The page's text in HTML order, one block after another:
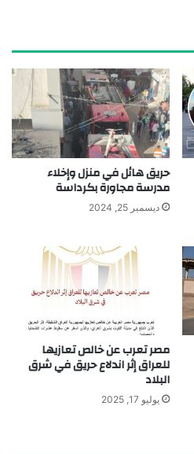
حريق هائل في منزل وإخلاء
مدرسة مجاورة بكرداسة
ديسمبر 25, 2024
مصر تعرب عن خالص تعازيها
للعراق إثر اندلاع حريق في شرق
البلاد
يوليو 17, 2025